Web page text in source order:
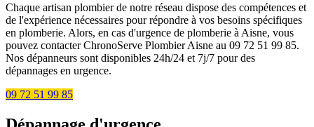
Chaque artisan plombier de notre réseau dispose des compétences et
de l'expérience nécessaires pour répondre à vos besoins spécifiques
en plomberie. Alors, en cas d'urgence de plomberie à Aisne, vous
pouvez contacter ChronoServe Plombier Aisne au 09 72 51 99 85.
Nos dépanneurs sont disponibles 24h/24 et 7j/7 pour des
dépannages en urgence.
09 72 51 99 85